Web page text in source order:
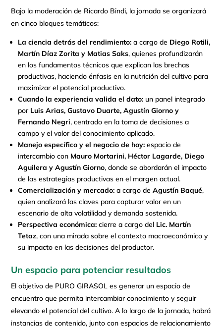
Bajo la moderación de Ricardo Bindi, la jornada se organizará
en cinco bloques temáticos:
La ciencia detrás del rendimiento: a cargo de Diego Rotili,
Martín Díaz Zorita y Matias Saks, quienes profundizarán
en los fundamentos técnicos que explican las brechas
productivas, haciendo énfasis en la nutrición del cultivo para
maximizar el potencial productivo.
Cuando la experiencia valida el dato: un panel integrado
por Luis Arias, Gustavo Duarte, Agustín Giorno y
Fernando Negri, centrado en la toma de decisiones a
campo y el valor del conocimiento aplicado.
Manejo específico y el negocio de hoy: espacio de
intercambio con Mauro Mortarini, Héctor Lagarde, Diego
Aguilera y Agustín Giorno, donde se abordarán el impacto
de las estrategias productivas en el margen actual.
Comercialización y mercado: a cargo deAgustín Baqué,
quien analizará las claves para capturar valor en un
escenario de alta volatilidad y demanda sostenida.
Perspectiva económica: cierre a cargo del Lic. Martín
Tetaz, con una mirada sobre el contexto macroeconómico y
su impacto en las decisiones del productor.
Un espacio para potenciar resultados
El objetivo de PURO GIRASOL es generar un espacio de
encuentro que permita intercambiar conocimiento y seguir
elevando el potencial del cultivo. A lo largo de la jornada, habrá
instancias de contenido, junto con espacios de relacionamiento